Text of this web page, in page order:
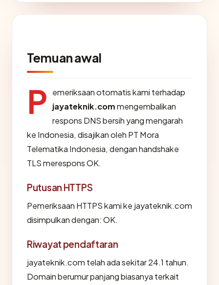
Temuan awal
P
emeriksaan otomatis kami terhadap
jayateknik.commengembalikan
respons DNS bersih yang mengarah
ke Indonesia, disajikan oleh PT Mora
Telematika Indonesia, dengan handshake
TLS merespons OK.
Putusan HTTPS
Pemeriksaan HTTPS kami ke jayateknik.com
disimpulkan dengan: OK.
Riwayat pendaftaran
jayateknik.com telah ada sekitar 24.1 tahun.
Domain berumur panjang biasanya terkait